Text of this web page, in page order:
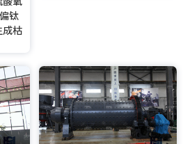
钛
枯